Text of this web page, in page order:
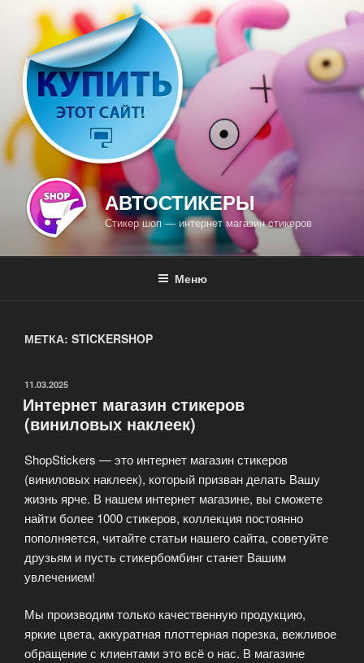
Перейти
содержимому
АВТОСТИКЕРЫ
Стикер шоп — интернет магазин cтикеров
Меню
МЕТКА: STICKERSHOP
ОПУБЛИКОВАНО
11.03.2025
Интернет магазин стикеров
(виниловых наклеек)
ShopStickers — это интернет магазин стикеров
(виниловых наклеек), который призван делать Вашу
жизнь ярче. В нашем интернет магазине, вы сможете
найти более 1000 стикеров, коллекция постоянно
пополняется, читайте статьи нашего сайта, советуйте
друзьям и пусть стикербомбинг станет Вашим
увлечением!
Мы производим только качественную продукцию,
яркие цвета, аккуратная плоттерная порезка, вежливое
обращение с клиентами это всё о нас. В магазине